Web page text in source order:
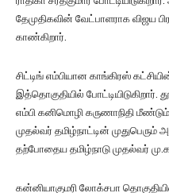
தேமுதிகவின் வேட்பாளராக விஜய
காண்கிறார்.
சிட்டிங் எம்பியான காங்கிரஸ்
இத்தொகுதியில் போட்டியிடுகிறார்.
எம்பி கனிமொழி கருணாநிதி
முதல்வர் தமிழ்நாட்டின்
தற்போதைய தமிழ்நாடு முதல்வர்
கன்னியாகுமரி லோக்சபா